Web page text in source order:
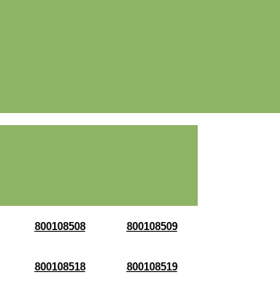
800108508 800108509
800108518 800108519